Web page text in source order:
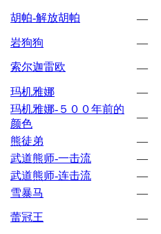
胡帕-解放胡帕 —
岩狗狗
—
索尔迦雷欧 —
玛机雅娜 —
玛机雅娜-５００年前的
颜色
—
熊徒弟 —
武道熊师-一击流
—
武道熊师-连击流
—
雪暴马
—
蕾冠王 —